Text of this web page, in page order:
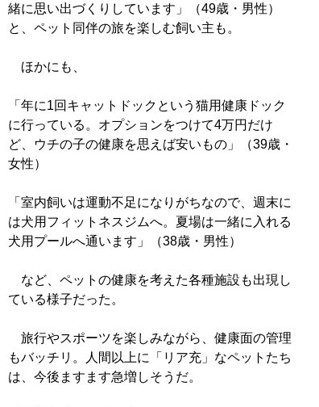
緒に思い出づくりしています」（49歳・男性）
と、ペット同伴の旅を楽しむ飼い主も。
ほかにも、
「年に1回キャットドックという猫用健康ドック
に行っている。オプションをつけて4万円だけ
ど、ウチの子の健康を思えば安いもの」（39歳・
女性）
「室内飼いは運動不足になりがちなので、週末に
は犬用フィットネスジムへ。夏場は一緒に入れる
犬用プールへ通います」（38歳・男性）
など、ペットの健康を考えた各種施設も出現し
ている様子だった。
旅行やスポーツを楽しみながら、健康面の管理
もバッチリ。人間以上に「リア充」なペットたち
は、今後ますます急増しそうだ。